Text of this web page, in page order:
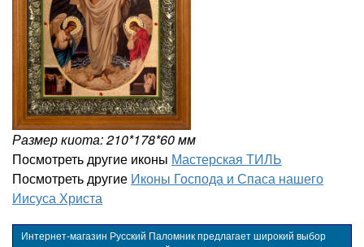
Размер киота: 210*178*60 мм
Посмотреть другие иконы Мастерская ТИЛЬ
Посмотреть другие Иконы Господа и Спаса нашего
Иисуса Христа
Интернет-магазин Русский Паломник предлагает широкий выбор